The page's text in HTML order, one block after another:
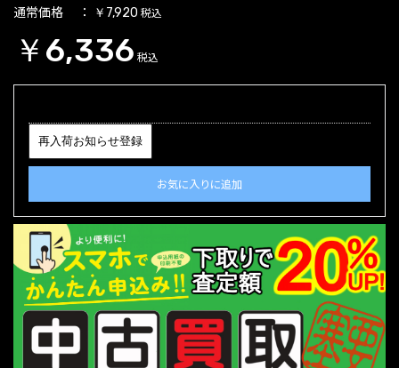
通常価格 ￥7,920 税込
￥6,336 税込
再入荷お知らせ登録
お気に入りに追加